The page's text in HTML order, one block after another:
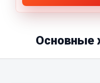
Основные